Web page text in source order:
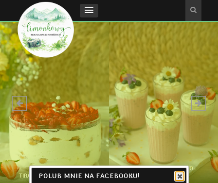
TIRAMISU Z TRUSKAWKAMI
SHAKE TRUSKAWKOWO-
BORÓWKOWY
POLUB MNIE NA FACEBOOKU!